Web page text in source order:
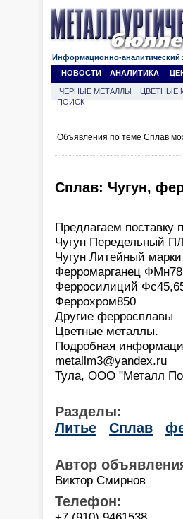
Информационно-аналитический
НОВОСТИ
АНАЛИТИКА
ЧЕРНЫЕ МЕТАЛЛЫ ЦВЕТНЫЕ
ПОИСК
Объявления по теме Сплав
Сплав: Чугун,
Предлагаем поставку
Чугун Передельный
Чугун Литейный
Ферромарганец
Ферросилиций
Феррохром850
Другие ферросплавы
Цветные металлы.
Подробная
metallm3@yandex.ru
Тула, ООО "Металл
Разделы:
Литье
Сплав
Автор
Виктор Смирнов
Телефон: